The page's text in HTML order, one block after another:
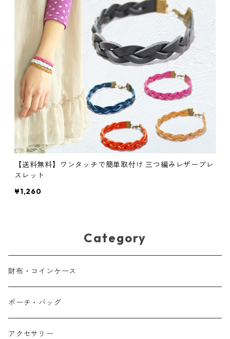
【送料無料】ワンタッチで簡単取付け 三つ編みレザーブレ
スレット
¥1,260
Category
財布・コインケース
ポーチ・バッグ
アクセサリー